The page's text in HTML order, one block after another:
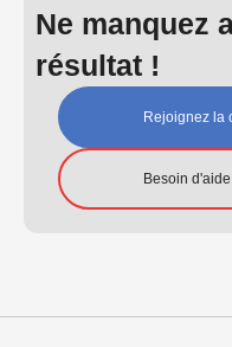
Ne manquez
résultat !
Rejoignez la
Besoin